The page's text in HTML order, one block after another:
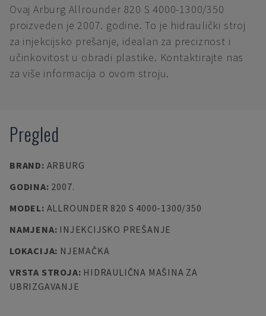
Ovaj Arburg Allrounder 820 S 4000-1300/350
proizveden je 2007. godine. To je hidraulički stroj
za injekcijsko prešanje, idealan za preciznost i
učinkovitost u obradi plastike. Kontaktirajte nas
za više informacija o ovom stroju.
Pregled
BRAND: ARBURG
GODINA: 2007.
MODEL: ALLROUNDER 820 S 4000-1300/350
NAMJENA: INJEKCIJSKO PREŠANJE
LOKACIJA: NJEMAČKA
VRSTA STROJA: HIDRAULIČNA MAŠINA ZA
UBRIZGAVANJE